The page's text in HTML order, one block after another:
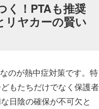
く！PTAも推奨
リヤカーの賢い
のが熱中症対策です。特
もたちだけでなく保護者
日陰の確保が不可欠と